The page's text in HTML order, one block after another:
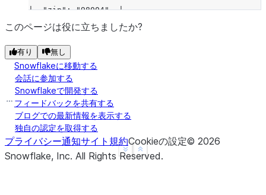
|  "zip": "98004"  |
|}                 |
Show less
See more
このページは役に立ちましたか?
有り 無し
Snowflakeに移動する
会話に参加する
Snowflakeで開発する
フィードバックを共有する
ブログでの最新情報を表示する
独自の認定を取得する
プライバシー通知サイト規約Cookieの設定© 2026
Snowflake, Inc. All Rights Reserved.